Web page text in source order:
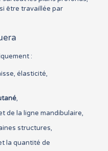
être travaillée par
:
élasticité,
,
de la ligne mandibulaire,
structures,
la quantité de